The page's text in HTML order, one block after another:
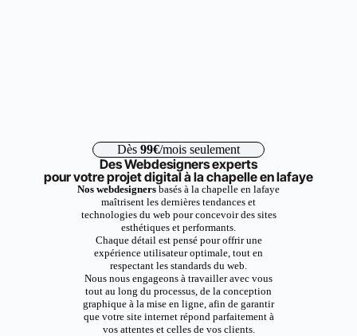
Dès 99€/mois seulement
Des Webdesigners experts
pour votre projet digital à la chapelle en lafaye
Nos webdesigners basés à la chapelle en lafaye
maîtrisent les dernières tendances et
technologies du web pour concevoir des sites
esthétiques et performants.
Chaque détail est pensé pour offrir une
expérience utilisateur optimale, tout en
respectant les standards du web.
Nous nous engageons à travailler avec vous
tout au long du processus, de la conception
graphique à la mise en ligne, afin de garantir
que votre site internet répond parfaitement à
vos attentes et celles de vos clients.